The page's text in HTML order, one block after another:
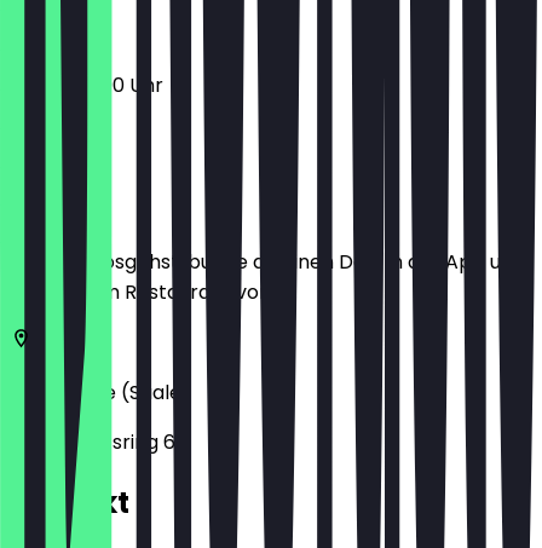
12:00 - 22:00 Uhr
Bevor du losgehst, buche dir einen Deal in der App und
zeige ihn im Restaurant vor.
Halle (Saale)
Universitätsring 6a
Kontakt